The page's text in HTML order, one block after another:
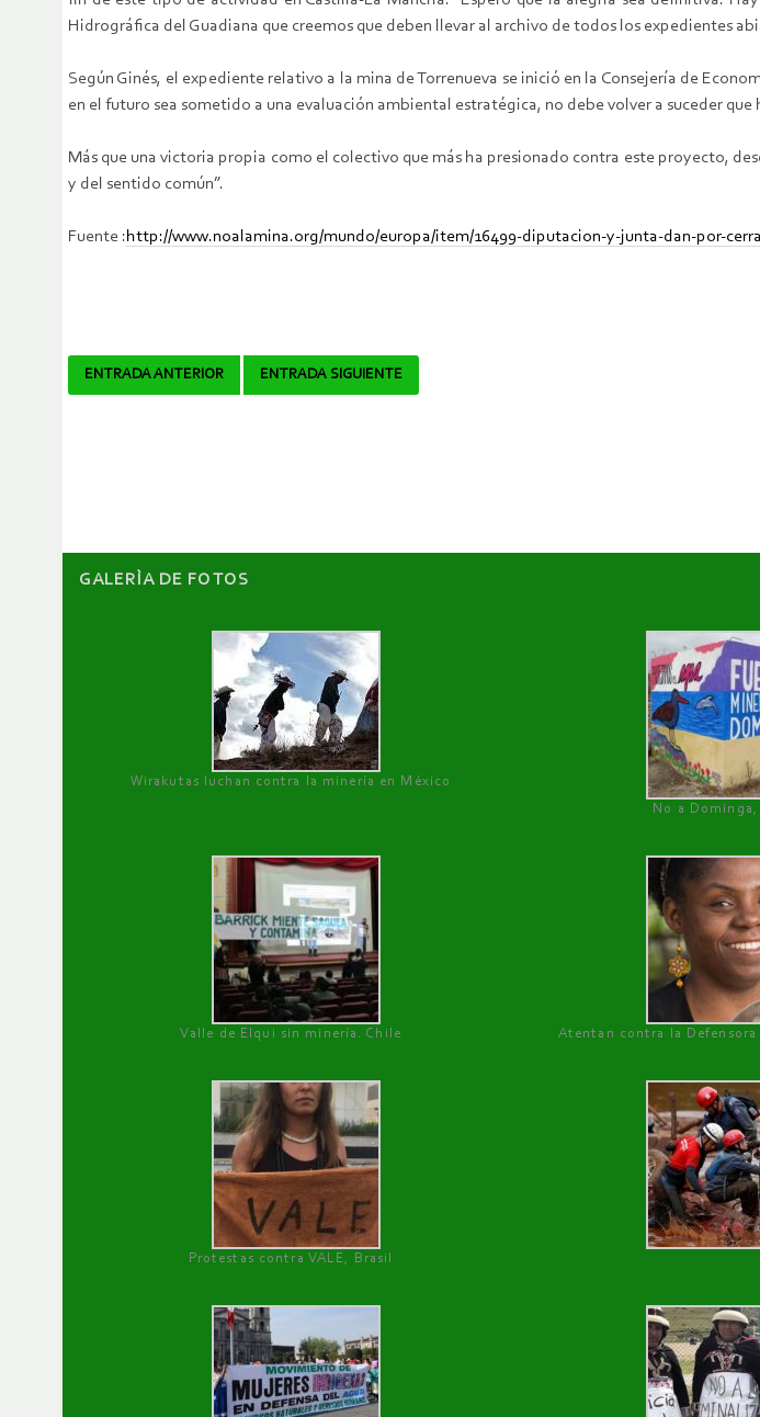
Hidrográfica del Guadiana que creemos que deben llevar al archivo de todos los expedientes
Según Ginés, el expediente relativo a la mina de Torrenueva se inició en la Consejería de
en el futuro sea sometido a una evaluación ambiental estratégica, no debe volver a suceder
Más que una victoria propia como el colectivo que más ha presionado contra este proyecto,
y del sentido común”.
Fuente :http://www.noalamina.org/mundo/europa/item/16499-diputacion-y-junta-dan-por-
Navegador
ENTRADA ANTERIOR ENTRADA SIGUIENTE
GALERÌA DE FOTOS
Wirakutas luchan contra la minería en México
No a Dominga,
Valle de Elqui sin minería. Chile Atentan contra la Defensora
Protestas contra VALE, Brasil